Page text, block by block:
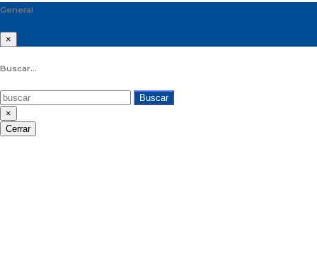
General
×
Buscar...
Buscar
×
Cerrar